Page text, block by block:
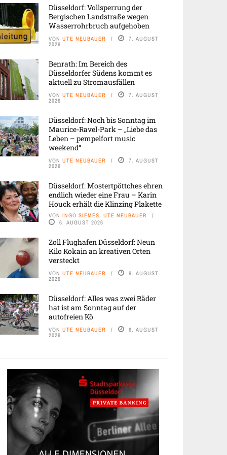
Düsseldorf: Vollsperrung der
Bergischen Landstraße wegen
Wasserrohrbruch aufgehoben
VON UTE NEUBAUER 7. AUGUST
2026
Benrath: Im Bereich des
Düsseldorfer Südens kommt es
aktuell zu Stromausfällen
VON UTE NEUBAUER 7. AUGUST
2026
Düsseldorf: Noch bis Sonntag im
Maurice-Ravel-Park – „Liebe das
Leben – pempelfort music
weekend“
VON UTE NEUBAUER 7. AUGUST
2026
Düsseldorf: Mostertpöttches ehren
endlich wieder eine Frau – Karin
Houck erhält die Klinzing Plakette
VON INGO SIEMES, UTE NEUBAUER
6. AUGUST 2026
Zoll Flughafen Düsseldorf: Neun
Kilo Kokain an kreativen Orten
versteckt
VON UTE NEUBAUER 6. AUGUST
2026
Düsseldorf: Alles was zwei Räder
hat ist am Sonntag auf der
autofreien Kö
VON UTE NEUBAUER 6. AUGUST
2026